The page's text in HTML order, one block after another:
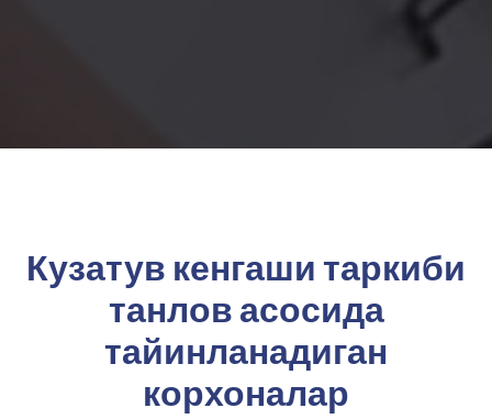
Кузатув кенгаши таркиби
танлов асосида
тайинланадиган
корхоналар